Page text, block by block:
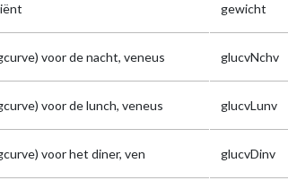
gewicht
voor de nacht, veneus glucvNchv
voor de lunch, veneus glucvLunv
voor het diner, ven glucvDinv